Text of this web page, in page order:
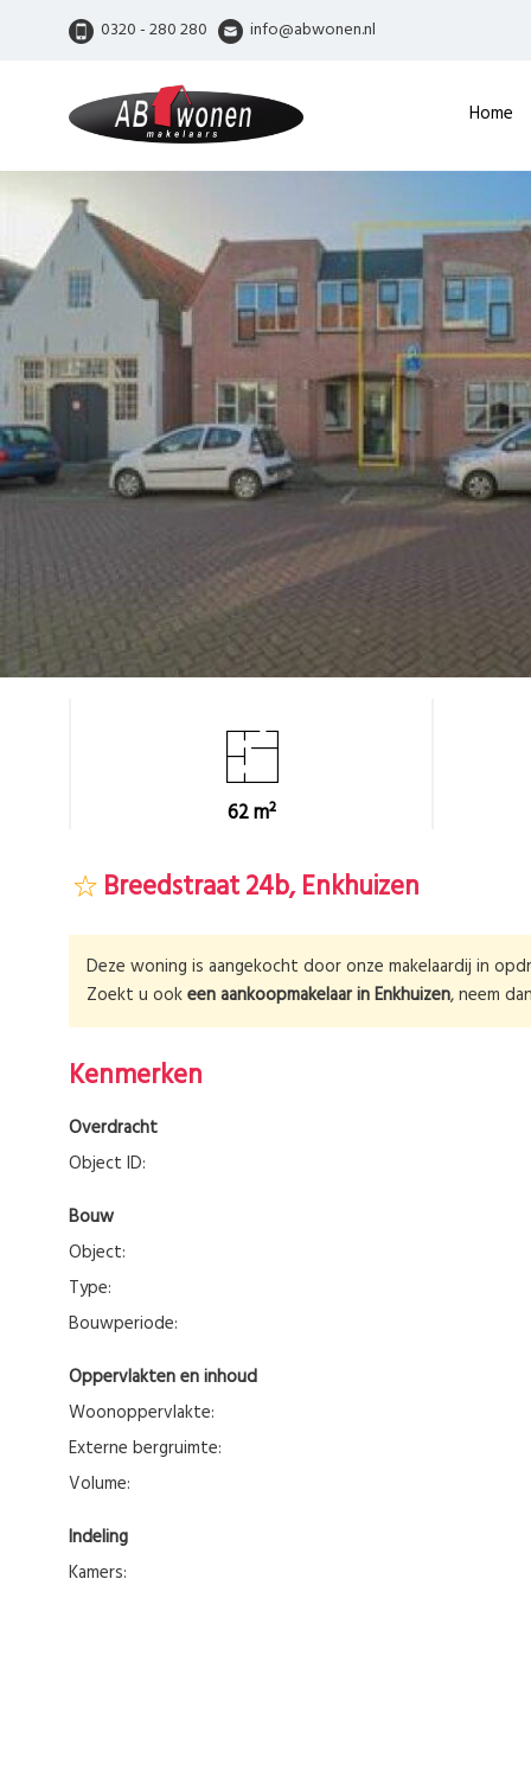
0320 - 280 280 info@abwonen.nl
Home
62 m²
Breedstraat 24b, Enkhuizen
Deze woning is aangekocht door onze makelaardij in
Zoekt u ookeen aankoopmakelaar inEnkhuizen, neem
Kenmerken
Overdracht
Object ID:
Bouw
Object:
Type:
Bouwperiode:
Oppervlakten en inhoud
Woonoppervlakte:
Externe bergruimte:
Volume:
Indeling
Kamers: